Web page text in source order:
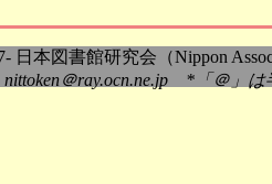
日本図書館研究会（Nippon
nittoken＠ray.ocn.ne.jp *「＠」は